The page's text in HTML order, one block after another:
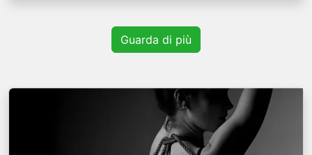
Guarda di più